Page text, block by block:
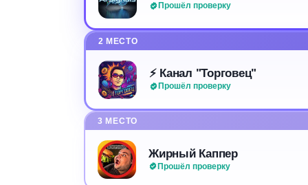
Прошёл проверку
2 МЕСТО
⚡️ Канал "Торговец"
Прошёл проверку
3 МЕСТО
Жирный Каппер
Прошёл проверку